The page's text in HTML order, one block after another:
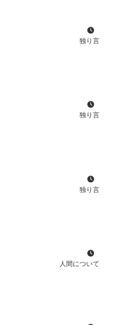
独り言
独り言
独り言
人間について